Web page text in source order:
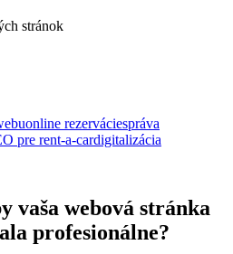
stránok
online rezerváciespráva
pre rent-a-cardigitalizácia
vaša webová stránka
profesionálne?